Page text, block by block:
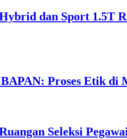
dan Sport 1.5T
Proses Etik di
Seleksi